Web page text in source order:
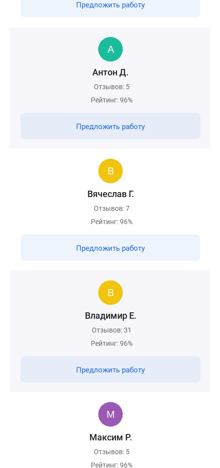
Предложить работу
Антон Д.
Отзывов: 5
Рейтинг: 96%
Предложить работу
Вячеслав Г.
Отзывов: 7
Рейтинг: 96%
Предложить работу
Владимир Е.
Отзывов: 31
Рейтинг: 96%
Предложить работу
Максим Р.
Отзывов: 5
Рейтинг: 96%